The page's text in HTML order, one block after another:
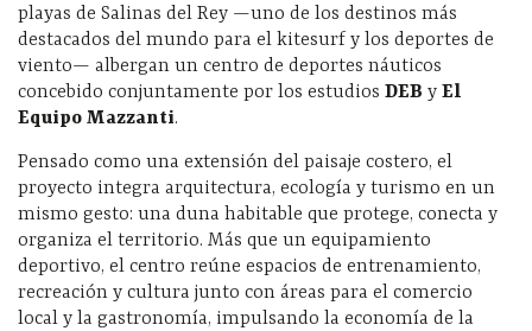
playas de Salinas del Rey —uno de los destinos más
destacados del mundo para el kitesurf y los deportes de
viento— albergan un centro de deportes náuticos
concebido conjuntamente por los estudios DEB y El
Equipo Mazzanti.
Pensado como una extensión del paisaje costero, el
proyecto integra arquitectura, ecología y turismo en un
mismo gesto: una duna habitable que protege, conecta y
organiza el territorio. Más que un equipamiento
deportivo, el centro reúne espacios de entrenamiento,
recreación y cultura junto con áreas para el comercio
local y la gastronomía, impulsando la economía de la